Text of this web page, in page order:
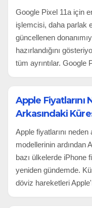
Google Pixel 11a için
işlemcisi, daha parlak
güncellenen
hazırlandığını
tüm ayrıntılar. Google
Apple Fiyatlarını
Arkasındaki
Apple fiyatlarını
modellerinin ardından
bazı ülkelerde iPhone
yeniden gündemde.
döviz hareketleri